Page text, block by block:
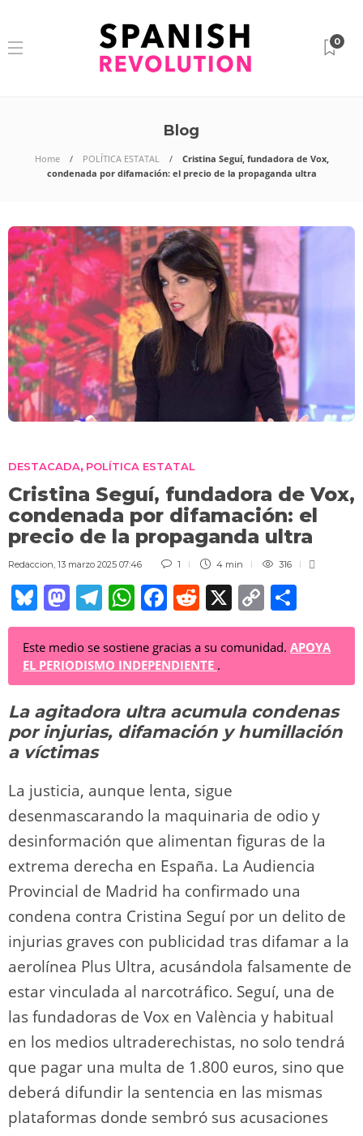
0
Blog
Home POLÍTICA ESTATAL
Cristina Seguí, fundadora de Vox,
condenada por difamación: el precio de la propaganda ultra
DESTACADA, POLÍTICA ESTATAL
Cristina Seguí, fundadora de Vox,
condenada por difamación: el
precio de la propaganda ultra
Redaccion 13 marzo 2025 07:46 1 4 min 316
Bl
u
e
sk
y
M
a
st
o
d
o
n
T
el
e
gr
a
m
W
h
at
s
A
p
F
a
c
e
b
o
k
R
e
d
di
t
X C
o
p
Li
n
o
m
ar
tir
Este medio se sostiene gracias a su comunidad. APOYA
EL PERIODISMO INDEPENDIENTE .
La agitadora ultra acumula condenas
por injurias, difamación y humillación
a víctimas
La justicia, aunque lenta, sigue
desenmascarando la maquinaria de odio y
desinformación que alimentan figuras de la
extrema derecha en España. La Audiencia
Provincial de Madrid ha confirmado una
condena contra Cristina Seguí por un delito de
injurias graves con publicidad tras difamar a la
aerolínea Plus Ultra, acusándola falsamente de
estar vinculada al narcotráfico. Seguí, una de
las fundadoras de Vox en València y habitual
en los medios ultraderechistas, no solo tendrá
que pagar una multa de 1.800 euros, sino que
deberá difundir la sentencia en las mismas
plataformas donde sembró sus acusaciones